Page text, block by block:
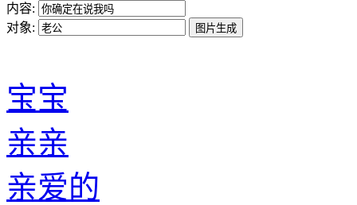
内容:
对象:
宝宝
亲亲
亲爱的